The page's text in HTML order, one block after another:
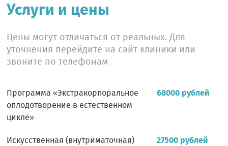
Услуги и цены
Цены могут отличаться от реальных. Для
уточнения перейдите на сайт клиники или
звоните по телефонам
Программа «Экстракорпоральное
оплодотворение в естественном
цикле»
68000 рублей
Искусственная (внутриматочная)
27500 рублей